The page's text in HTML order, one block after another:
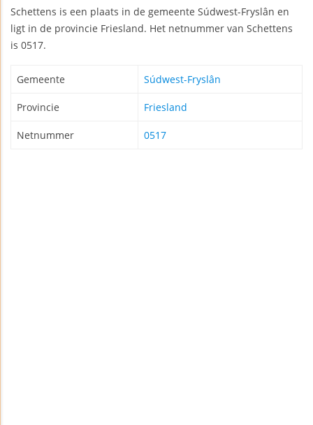
Schettens is een plaats in de gemeente Súdwest-Fryslân en
ligt in de provincie Friesland. Het netnummer van Schettens
is 0517.
Gemeente Súdwest-Fryslân
Provincie Friesland
Netnummer 0517